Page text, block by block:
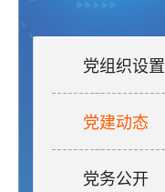
党组织设置
党建动态
党务公开